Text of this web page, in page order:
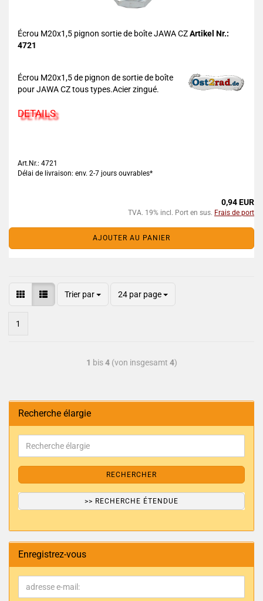
Écrou M20x1,5 pignon sortie de boîte JAWA CZArtikel Nr.:
4721
Écrou M20x1,5 de pignon de sortie de boîte
pour JAWA CZ tous types.Acier zingué.
DETAILS
Art.Nr.: 4721
Délai de livraison: env. 2-7 jours ouvrables*
0,94 EUR
TVA. 19% incl. Port en sus. Frais de port
AJOUTER AU PANIER
Trier par 24 par page
1
1 bis4(von insgesamt 4)
Recherche élargie
RECHERCHER
>> RECHERCHE ÉTENDUE
Enregistrez-vous